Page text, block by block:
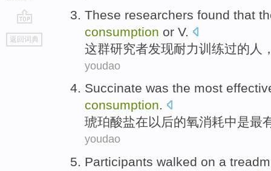
go
top
返回词典
These researchers found that
consumption or V.
这群研究者发现耐力训练过的 人
youdao
Succinate was the most
consumption.
琥珀酸盐在以后的氧消耗中是最
youdao
Participants walked on a